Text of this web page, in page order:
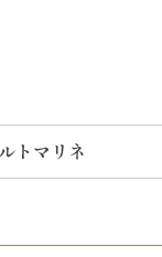
トマリネ